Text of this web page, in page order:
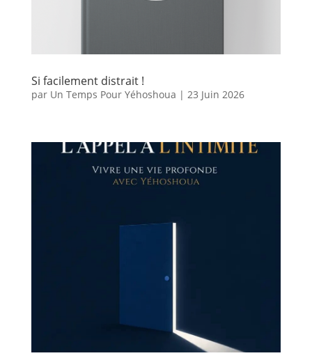
Si facilement distrait !
par Un Temps Pour Yéhoshoua | 23 Juin 2026